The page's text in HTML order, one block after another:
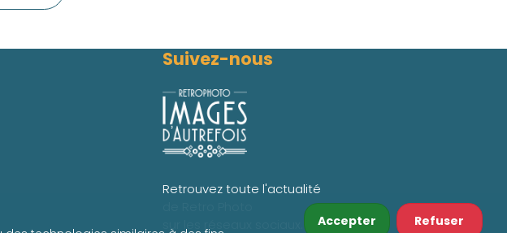
Accepter Refuser
Suivez-nous
Retrouvez toute l'actualité